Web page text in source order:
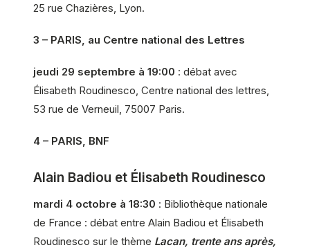
25 rue Chazières, Lyon.
3 – PARIS, au Centre national des Lettres
jeudi 29 septembre à 19:00 : débat avec
Élisabeth Roudinesco, Centre national des lettres,
53 rue de Verneuil, 75007 Paris.
4 – PARIS, BNF
Alain Badiou et Élisabeth Roudinesco
mardi 4 octobre à 18:30 : Bibliothèque nationale
de France : débat entre Alain Badiou et Élisabeth
Roudinesco sur le thème Lacan, trente ans après,